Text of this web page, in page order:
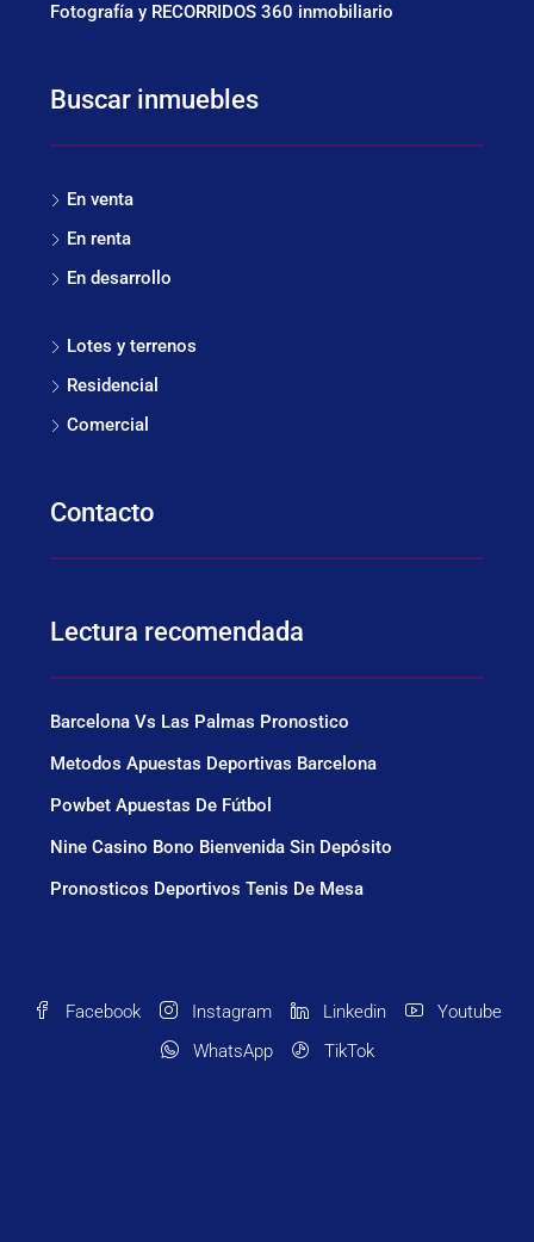
Fotografía y RECORRIDOS 360 inmobiliario
Buscar inmuebles
En venta
En renta
En desarrollo
Lotes y terrenos
Residencial
Comercial
Contacto
Lectura recomendada
Barcelona Vs Las Palmas Pronostico
Metodos Apuestas Deportivas Barcelona
Powbet Apuestas De Fútbol
Nine Casino Bono Bienvenida Sin Depósito
Pronosticos Deportivos Tenis De Mesa
Facebook Instagram Linkedin
Youtube
WhatsApp
TikTok